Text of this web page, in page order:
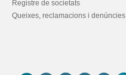
Registre de societats
Queixes, reclamacions i denúncies